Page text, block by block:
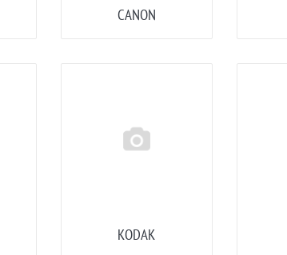
CANON
KODAK